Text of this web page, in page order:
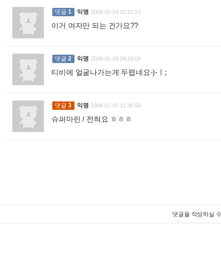
댓글 1 익명 2008-01-04 02:32:51
이거 여자만 되는 건가요??
댓글 2 익명 2008-01-04 04:20:09
티비에 얼굴나가는게 두렵네요-)-ㅣ;
댓글 3 익명 2008-01-07 11:38:59
슈퍼마린 / 전혀요 ㅎㅎㅎ
댓글을 작성하실